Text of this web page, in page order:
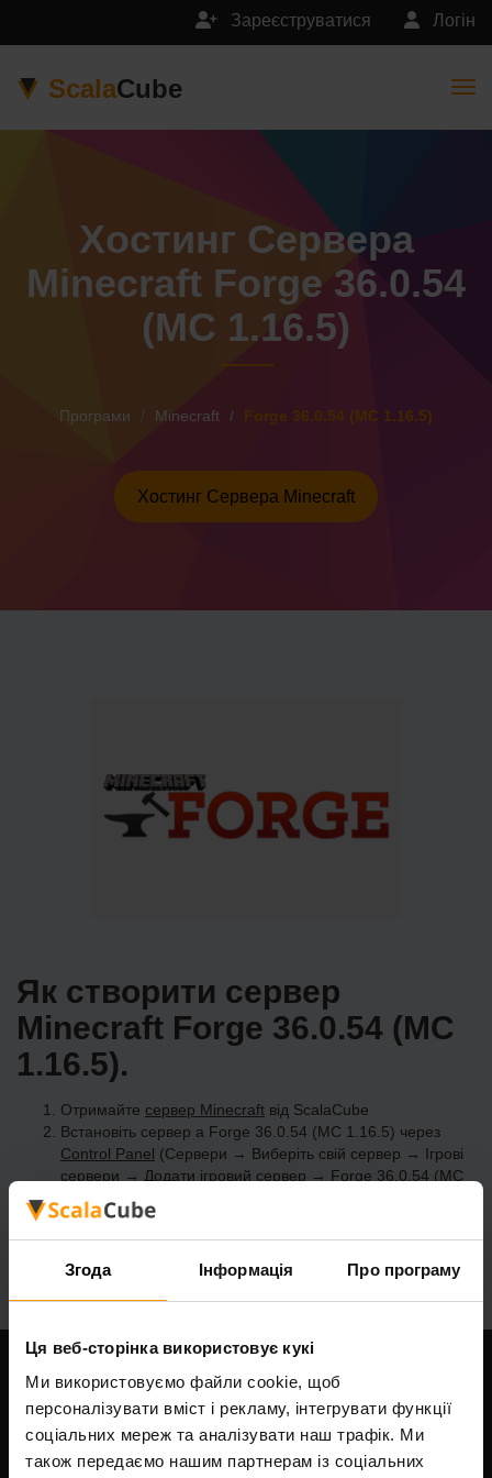
Згода Інформація Про програму
Ця веб-сторінка використовує кукі
Ми використовуємо файли cookie, щоб
персоналізувати вміст і рекламу, інтегрувати функції
соціальних мереж та аналізувати наш трафік. Ми
також передаємо нашим партнерам із соціальних
Логін
Зареєструватися
ScalaCube
Хостинг Сервера
Minecraft Forge 36.0.54
(MC 1.16.5)
Програми Minecraft Forge 36.0.54 (MC 1.16.5)
Хостинг Сервера Minecraft
Як створити сервер
Minecraft Forge 36.0.54 (MC
1.16.5).
Отримайте сервер Minecraft від ScalaCube
Встановіть сервер a Forge 36.0.54 (MC 1.16.5) через
Control Panel (Сервери → Виберіть свій сервер → Ігрові
сервери → Додати ігровий сервер → Forge 36.0.54 (MC
1.16.5))
Насолоджуйтесь грою на сервері!
Наша компанія